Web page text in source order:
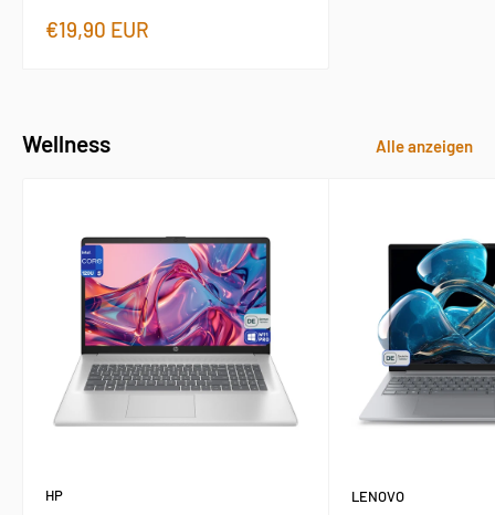
Sonderpreis
€19,90 EUR
Wellness Alle anzeigen
HP LENOVO